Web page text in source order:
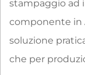
stampaggio ad
componente in
soluzione
che per